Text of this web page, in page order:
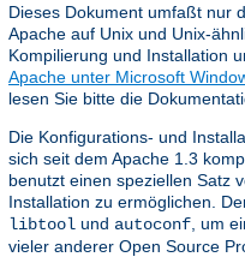
Dieses Dokument umfaßt nur
Apache auf Unix und Unix-
Kompilierung und Installation
Apache unter Microsoft
lesen Sie bitte die
Die Konfigurations- und
sich seit dem Apache 1.3
benutzt einen speziellen Satz
Installation zu ermöglichen.
libtool und autoconf , um
vieler anderer Open Source